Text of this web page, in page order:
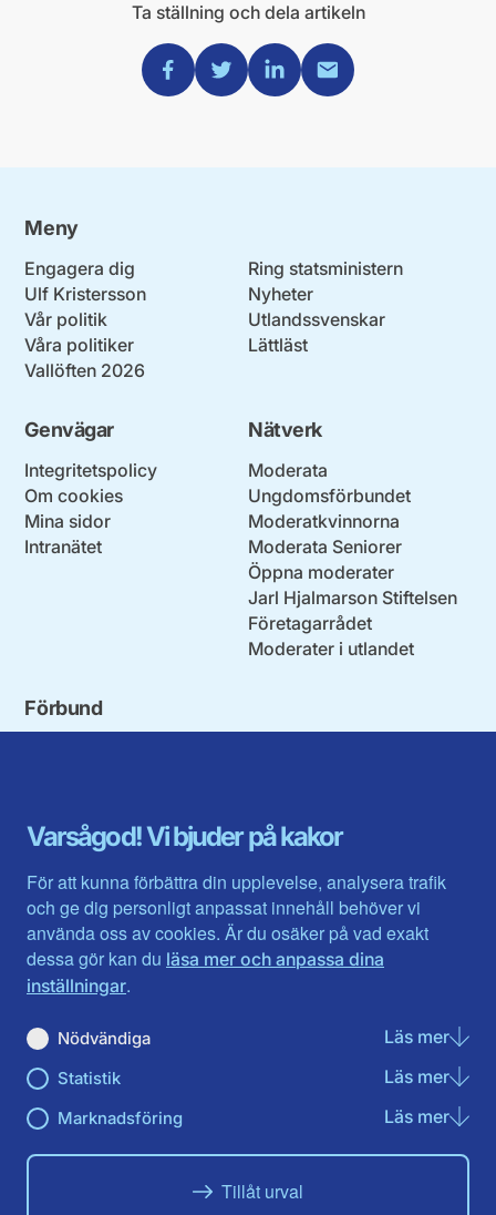
Varsågod! Vi bjuder på kakor
För att kunna förbättra din upplevelse, analysera trafik
och ge dig personligt anpassat innehåll behöver vi
använda oss av cookies. Är du osäker på vad exakt
dessa gör kan du läsa mer och anpassa dina
inställningar.
Nödvändiga Läs merom
Statistik Läs merom
Marknadsföring Läs merom
Tillåt urval
Ta ställning och dela artikeln
Dela via Facebook
Dela via Twitter
Dela via Linkedin
Dela via Mail
Meny
Engagera dig
Ulf Kristersson
Vår politik
Våra politiker
Vallöften 2026
Ring statsministern
Nyheter
Utlandssvenskar
Lättläst
Genvägar
Integritetspolicy
Om cookies
Mina sidor
Intranätet
Nätverk
Moderata
Ungdomsförbundet
Moderatkvinnorna
Moderata Seniorer
Öppna moderater
Jarl Hjalmarson Stiftelsen
Företagarrådet
Moderater i utlandet
Förbund
Gävleborg
Halland
Jämtlands län
Jönköpings län
Kalmar län
Kronobergs län
Norrbotten
Skåne län
Värmlands län
Västerbotten
Västra Götaland
Västernorrland
Västmanland
Örebro län
Östergötland
Du hittar oss här på sociala medier
Facebook
Instagram